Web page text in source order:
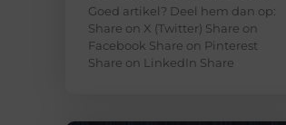
Goed artikel? Deel hem dan op:
Share on X (Twitter) Share on
Facebook Share on Pinterest
Share on LinkedIn Share